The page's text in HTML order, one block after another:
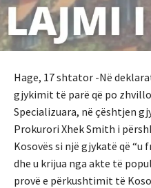
Hage, 17 shtator -Në
gjykimit të parë që po
Specializuara, në çështjen
Prokurori Xhek Smith i
Kosovës si një gjykatë që “u
dhe u krijua nga akte të
provë e përkushtimit të